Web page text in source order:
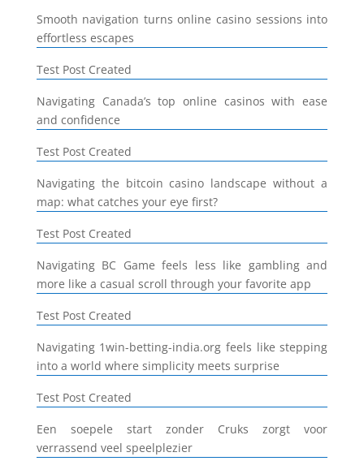
Smooth navigation turns online casino sessions into
effortless escapes
Test Post Created
Navigating Canada’s top online casinos with ease
and confidence
Test Post Created
Navigating the bitcoin casino landscape without a
map: what catches your eye first?
Test Post Created
Navigating BC Game feels less like gambling and
more like a casual scroll through your favorite app
Test Post Created
Navigating 1win-betting-india.org feels like stepping
into a world where simplicity meets surprise
Test Post Created
Een soepele start zonder Cruks zorgt voor
verrassend veel speelplezier